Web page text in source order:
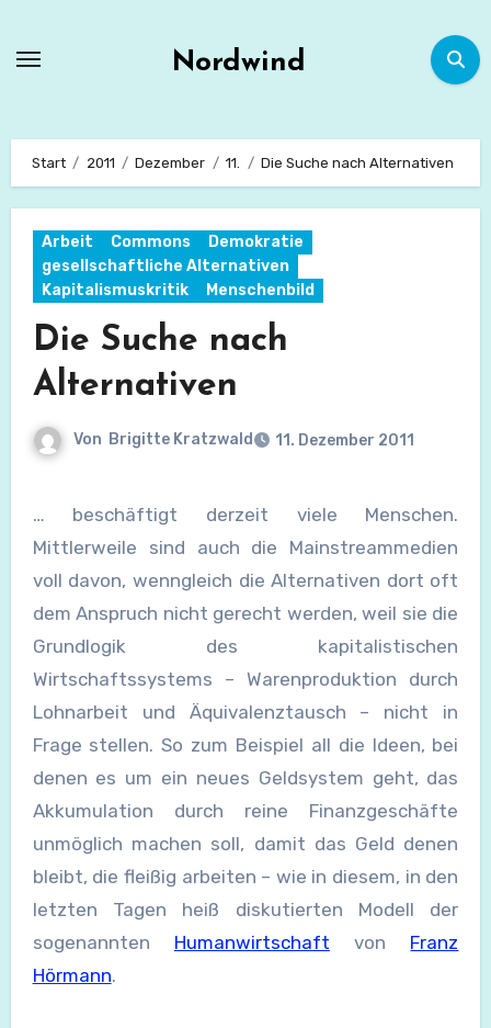
Nordwind
Start 2011 Dezember 11. Die Suche nach Alternativen
Arbeit Commons
Demokratie
gesellschaftliche Alternativen
Kapitalismuskritik
Menschenbild
Die Suche nach
Alternativen
Von Brigitte Kratzwald 11. Dezember 2011
… beschäftigt derzeit viele Menschen.
Mittlerweile sind auch die Mainstreammedien
voll davon, wenngleich die Alternativen dort oft
dem Anspruch nicht gerecht werden, weil sie die
Grundlogik des kapitalistischen
Wirtschaftssystems – Warenproduktion durch
Lohnarbeit und Äquivalenztausch – nicht in
Frage stellen. So zum Beispiel all die Ideen, bei
denen es um ein neues Geldsystem geht, das
Akkumulation durch reine Finanzgeschäfte
unmöglich machen soll, damit das Geld denen
bleibt, die fleißig arbeiten – wie in diesem, in den
letzten Tagen heiß diskutierten Modell der
sogenannten
Humanwirtschaft von Franz
Hörmann.